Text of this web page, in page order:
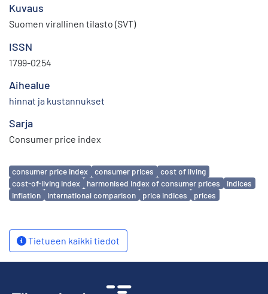
Kuvaus
Suomen virallinen tilasto (SVT)
ISSN
1799-0254
Aihealue
hinnat ja kustannukset
Sarja
Consumer price index
Avainsanat
consumer price index consumer prices
cost of living
cost-of-living index
harmonised index of consumer prices
indices
inflation
international comparison price indices prices
Tietueen kaikki tiedot